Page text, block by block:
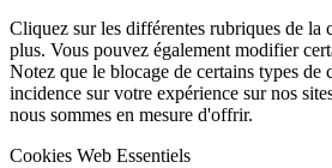
Cliquez sur les différentes rubriques de la
plus. Vous pouvez également modifier
Notez que le blocage de certains types de
incidence sur votre expérience sur nos
nous sommes en mesure d'offrir.
Cookies Web Essentiels